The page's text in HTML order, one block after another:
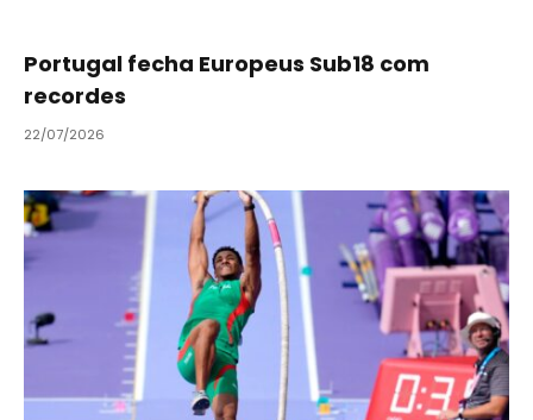
Portugal fecha Europeus Sub18 com
recordes
22/07/2026